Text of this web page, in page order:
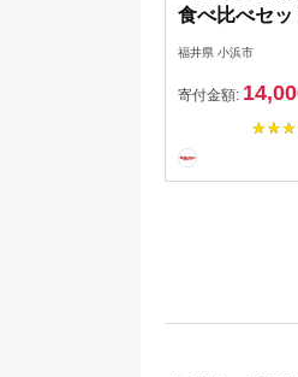
食べ比べセッ
煮 醤油【選
6缶/12缶/24
缶 福井県 小
酒の肴 保存
フト プレゼ
福井県 小浜市
寄付金額: